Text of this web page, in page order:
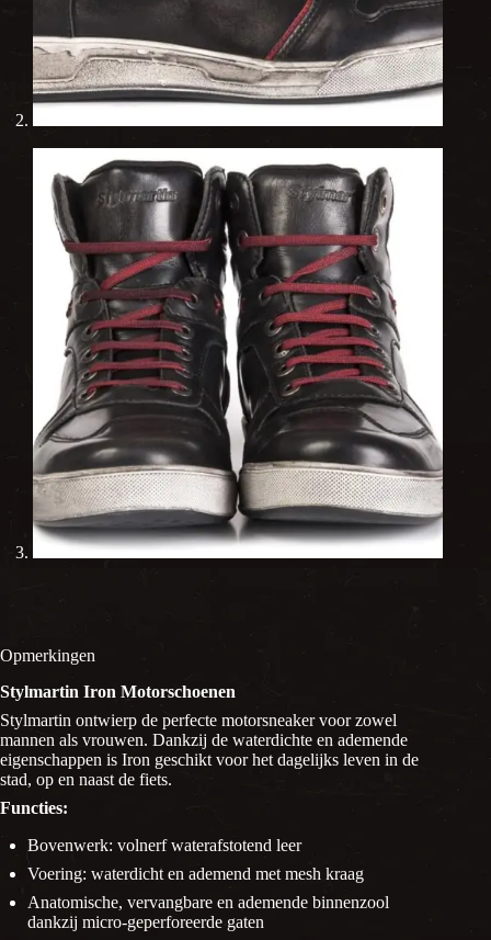
Opmerkingen
Stylmartin Iron Motorschoenen
Stylmartin ontwierp de perfecte motorsneaker voor zowel
mannen als vrouwen. Dankzij de waterdichte en ademende
eigenschappen is Iron geschikt voor het dagelijks leven in de
stad, op en naast de fiets.
Functies:
Bovenwerk: volnerf waterafstotend leer
Voering: waterdicht en ademend met mesh kraag
Anatomische, vervangbare en ademende binnenzool
dankzij micro-geperforeerde gaten